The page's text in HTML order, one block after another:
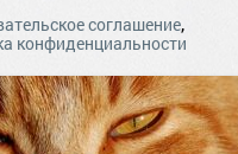
соглашение,
конфиденциальности